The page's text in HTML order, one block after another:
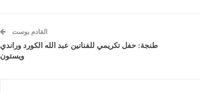
القادم بوست
طنجة: حفل تكريمي للفنانين عبد الله الكورد وراندي
ويستون